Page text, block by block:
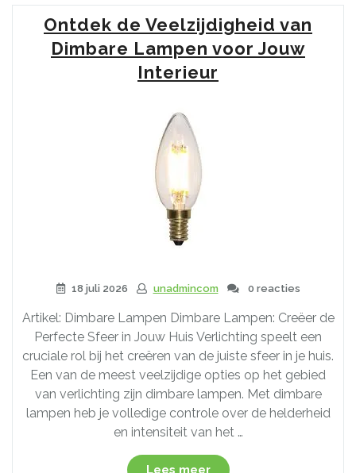
voordelen
van
dimbare
lampen
voor
Ontdek de Veelzijdigheid van
Dimbare Lampen voor Jouw
Interieur
18 juli 2026 unadmincom 0 reacties
Artikel: Dimbare Lampen Dimbare Lampen: Creëer de
Perfecte Sfeer in Jouw Huis Verlichting speelt een
cruciale rol bij het creëren van de juiste sfeer in je huis.
Een van de meest veelzijdige opties op het gebied
van verlichting zijn dimbare lampen. Met dimbare
lampen heb je volledige controle over de helderheid
en intensiteit van het …
Lees meer“Ontdek